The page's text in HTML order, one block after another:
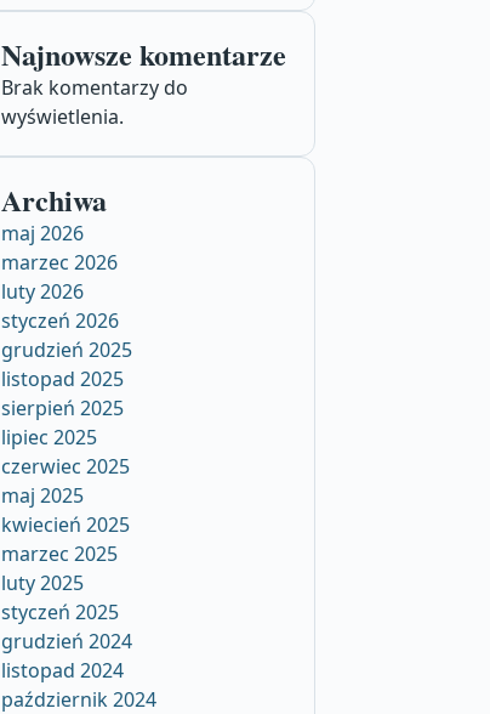
Najnowsze komentarze
Brak komentarzy do
wyświetlenia.
Archiwa
maj 2026
marzec 2026
luty 2026
styczeń 2026
grudzień 2025
listopad 2025
sierpień 2025
lipiec 2025
czerwiec 2025
maj 2025
kwiecień 2025
marzec 2025
luty 2025
styczeń 2025
grudzień 2024
listopad 2024
październik 2024